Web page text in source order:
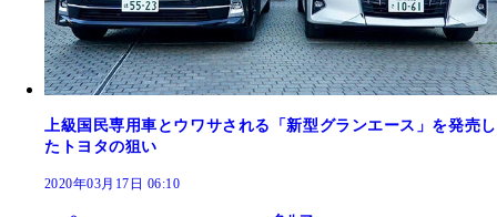
上級国民専用車とウワサされる「新型グランエース」を発売し
たトヨタの狙い
2020年03月17日 06:10